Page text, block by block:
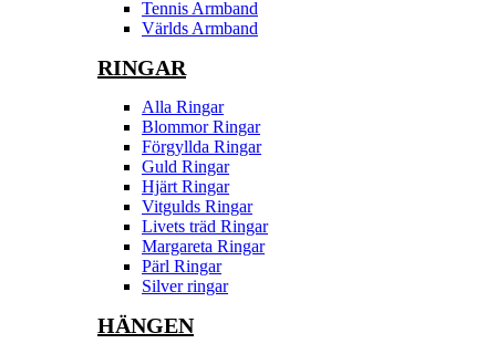
Tennis Armband
Världs Armband
RINGAR
Alla Ringar
Blommor Ringar
Förgyllda Ringar
Guld Ringar
Hjärt Ringar
Vitgulds Ringar
Livets träd Ringar
Margareta Ringar
Pärl Ringar
Silver ringar
HÄNGEN